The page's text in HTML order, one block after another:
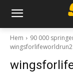
Hem
90 000
wingsforlifeworldrun2